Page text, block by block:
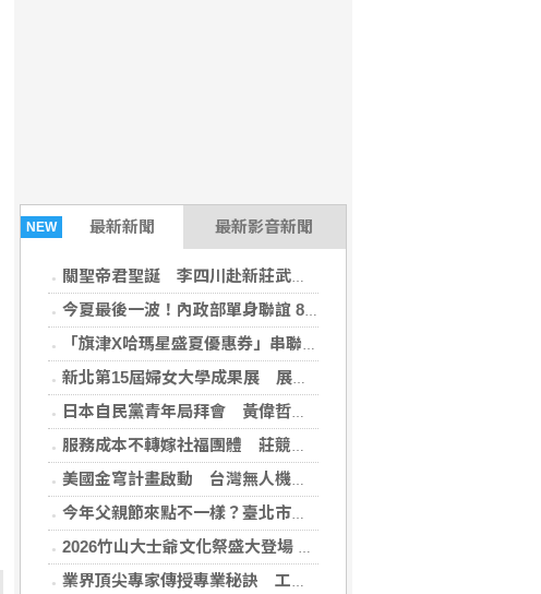
NEW 最新新聞 最新影音新聞
關聖帝君聖誕 李四川赴新莊武聖廟參拜祈福
今夏最後一波！內政部單身聯誼 8/7開搶 加碼首對結婚送「1克拉鑽石對戒」
「旗津X哈瑪星盛夏優惠券」串聯風箏節 首週吸引逾10萬人次走訪商圈 新濱町海洋廚房來客最高增五成 帶動商圈消費升溫
新北第15屆婦女大學成果展 展現女性學員多元才藝
日本自民黨青年局拜會 黃偉哲捐十萬台幣援助熊本震災
服務成本不轉嫁社福團體 莊競程推「兒童輔具媒合平台」
美國金穹計畫啟動 台灣無人機供應鏈迎接國防新商機
今年父親節來點不一樣？臺北市家教中心「數位教養微論壇」邀您共同揭開數位時代下青少年的教養謎團！
2026竹山大士爺文化祭盛大登場 融合民俗科儀與文創打造南投盛夏慶典
業界頂尖專家傳授專業秘訣 工研院科產CTO研發高階主管班開放報名
(台灣好報2026-08-06 11:34:37)